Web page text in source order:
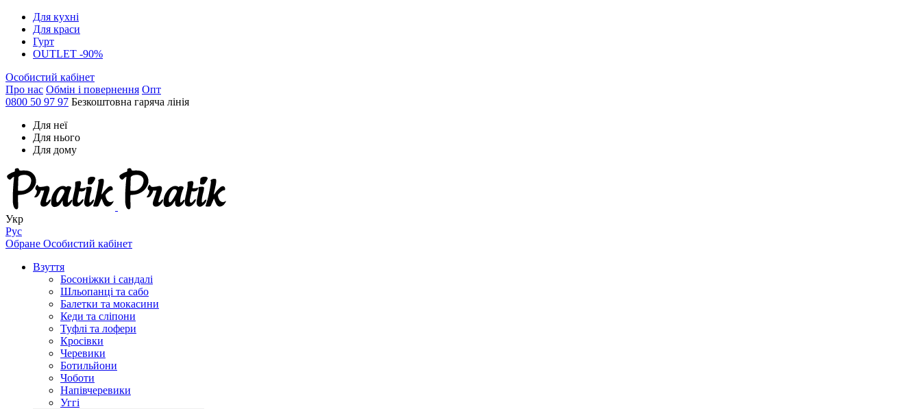
Для кухні
Для краси
Гурт
OUTLET -90%
Особистий кабінет
Про нас Обмін і повернення Опт
0800 50 97 97 Безкоштовна гаряча лінія
Для неї
Для нього
Для дому
Укр
Рус
Обране Особистий кабінет
Взуття
Босоніжки і сандалі
Шльопанці та сабо
Балетки та мокасини
Кеди та сліпони
Туфлі та лофери
Кросівки
Черевики
Ботильйони
Чоботи
Напівчеревики
Уггі